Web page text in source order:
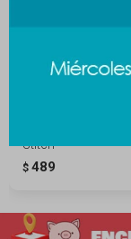
Stitch
$ 489